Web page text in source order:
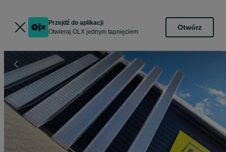
Przejdź do aplikacji
Otwieraj OLX jednym tapnięciem
Otwórz